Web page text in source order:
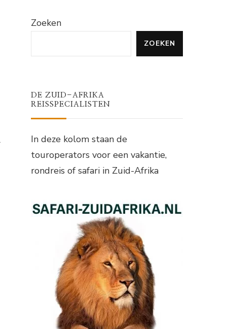
Zoeken
ZOEKEN
DE ZUID-AFRIKA
REISSPECIALISTEN
In deze kolom staan de
touroperators voor een vakantie,
rondreis of safari in Zuid-Afrika